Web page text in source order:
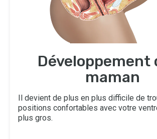
Développement
maman
Il devient de plus en plus difficile de
positions confortables avec votre
plus gros.